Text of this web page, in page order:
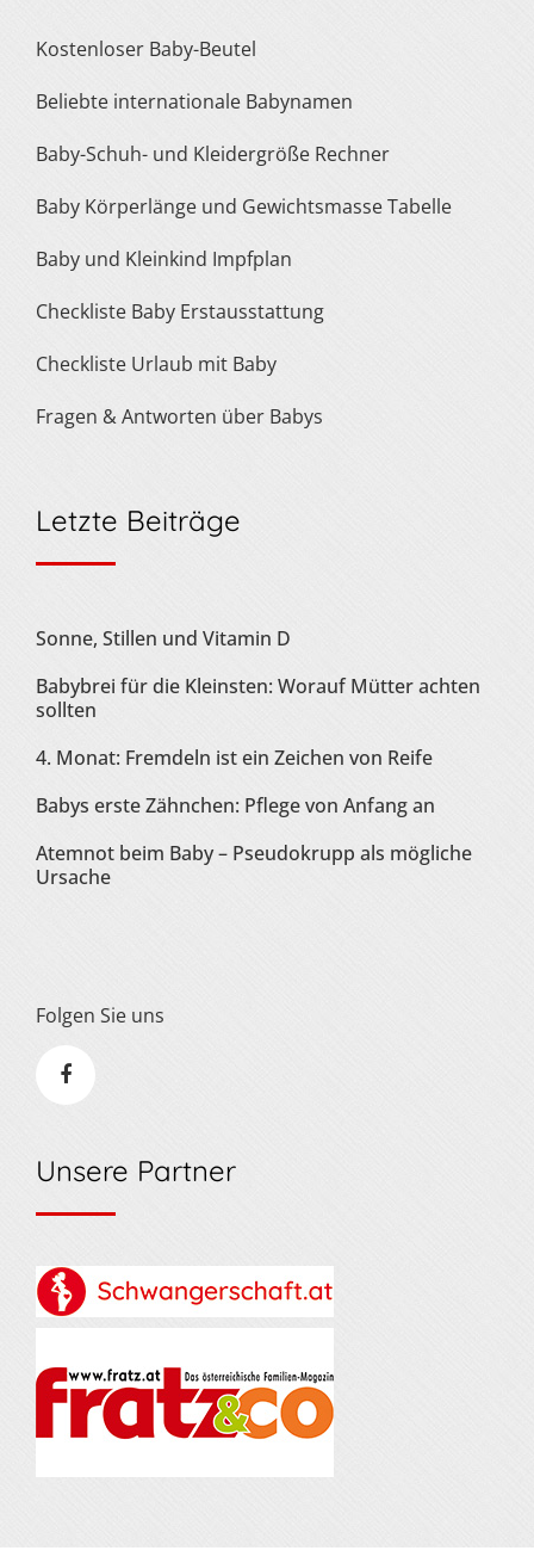
Kostenloser Baby-Beutel
Beliebte internationale Babynamen
Baby-Schuh- und Kleidergröße Rechner
Baby Körperlänge und Gewichtsmasse Tabelle
Baby und Kleinkind Impfplan
Checkliste Baby Erstausstattung
Checkliste Urlaub mit Baby
Fragen & Antworten über Babys
Letzte Beiträge
Sonne, Stillen und Vitamin D
Babybrei für die Kleinsten: Worauf Mütter achten
sollten
4. Monat: Fremdeln ist ein Zeichen von Reife
Babys erste Zähnchen: Pflege von Anfang an
Atemnot beim Baby – Pseudokrupp als mögliche
Ursache
Folgen Sie uns
Unsere Partner